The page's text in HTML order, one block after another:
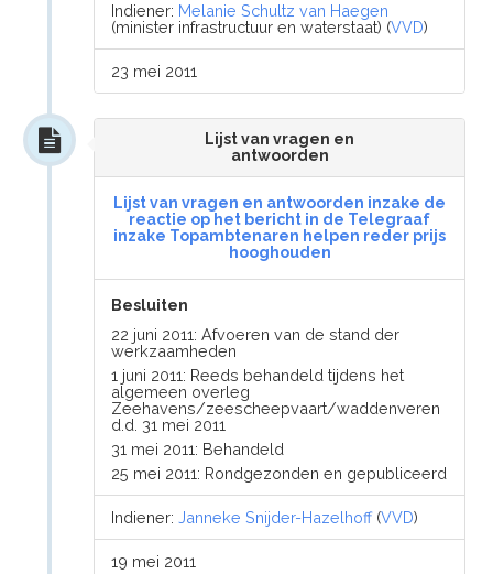
Indiener: Melanie Schultz van Haegen
(minister infrastructuur en waterstaat) (VVD)
23 mei 2011
Lijst van vragen en
antwoorden
Lijst van vragen en antwoorden inzake de
reactie op het bericht in de Telegraaf
inzake Topambtenaren helpen reder prijs
hooghouden
Besluiten
22 juni 2011: Afvoeren van de stand der
werkzaamheden
1 juni 2011: Reeds behandeld tijdens het
algemeen overleg
Zeehavens/zeescheepvaart/waddenveren
d.d. 31 mei 2011
31 mei 2011: Behandeld
25 mei 2011: Rondgezonden en gepubliceerd
Indiener:Janneke Snijder-Hazelhoff(VVD)
19 mei 2011